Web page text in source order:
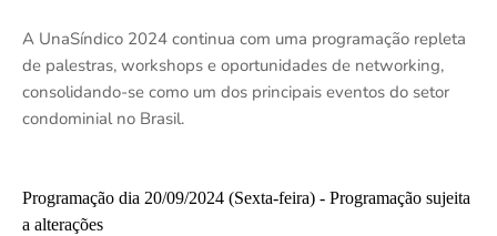
A UnaSíndico 2024 continua com uma programação repleta
de palestras, workshops e oportunidades de networking,
consolidando-se como um dos principais eventos do setor
condominial no Brasil.
Programação dia 20/09/2024 (Sexta-feira) - Programação sujeita
a alterações